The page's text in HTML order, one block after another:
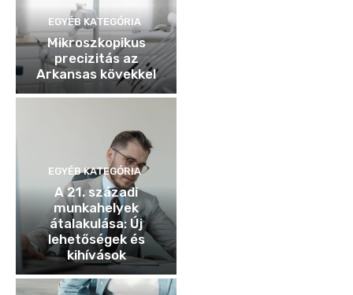
EGYÉB KATEGÓRIA
Mikroszkopikus
precizitás az
Arkansas kövekkel
EGYÉB KATEGÓRIA
A 21. századi
munkahelyek
átalakulása: Új
lehetőségek és
kihívások